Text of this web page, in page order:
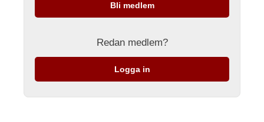
Bli medlem
Redan medlem?
Logga in